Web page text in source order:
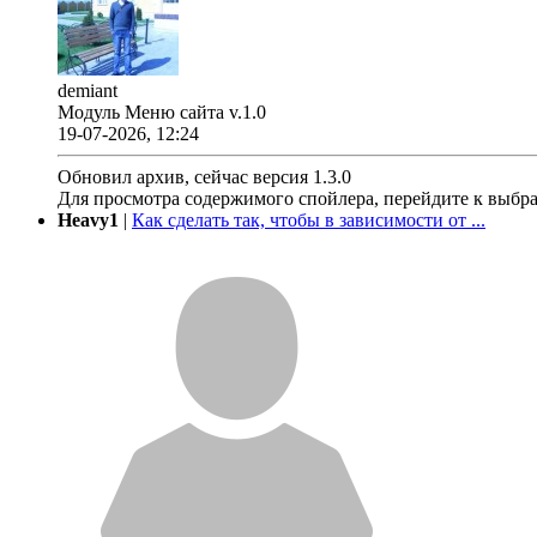
demiant
Модуль Меню сайта v.1.0
19-07-2026, 12:24
Обновил архив, сейчас версия 1.3.0
Для просмотра содержимого спойлера, перейдите к
Heavy1 | Как сделать так, чтобы в зависимости от ...